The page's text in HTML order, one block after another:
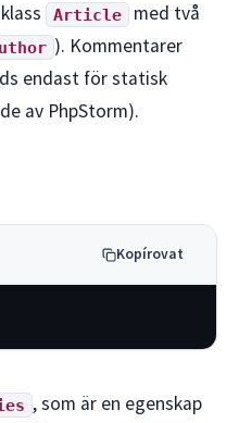
Article
med två
). Kommentarer
endast för statisk
av PhpStorm).
Kopírovat
, som är en egenskap